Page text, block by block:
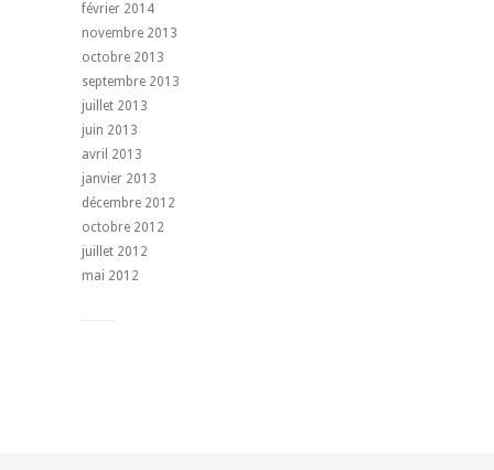
février 2014
novembre 2013
octobre 2013
septembre 2013
juillet 2013
juin 2013
avril 2013
janvier 2013
décembre 2012
octobre 2012
juillet 2012
mai 2012